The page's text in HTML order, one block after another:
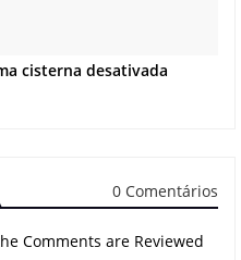
cisterna desativada
0 Comentários
Comments are Reviewed